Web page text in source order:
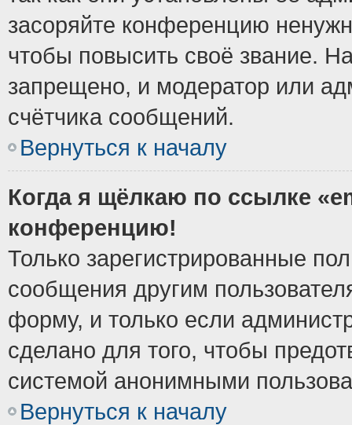
засоряйте конференцию
чтобы повысить своё звание.
запрещено, и модератор или
счётчика сообщений.
Вернуться к началу
Когда я щёлкаю по ссылке
конференцию!
Только зарегистрированные
сообщения другим
форму, и только если
сделано для того, чтобы
системой анонимными
Вернуться к началу